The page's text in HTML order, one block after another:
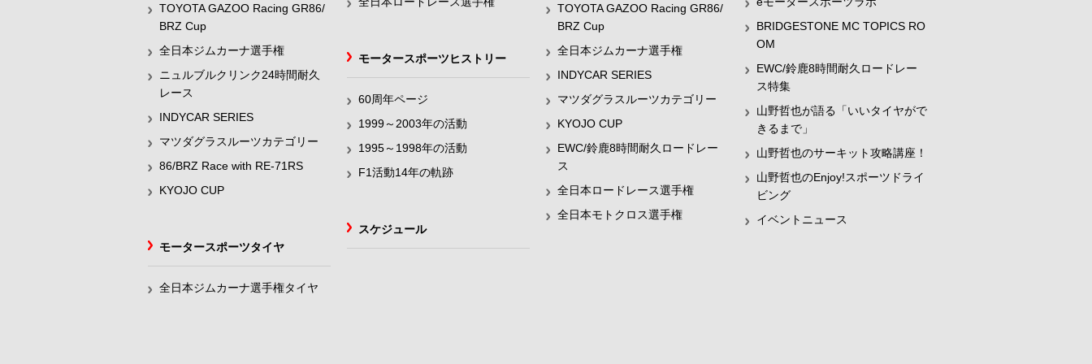
TOYOTA GAZOO Racing GR86/
BRZ Cup
全日本ジムカーナ選手権
ニュルブルクリンク24時間耐久
レース
INDYCAR SERIES
マツダグラスルーツカテゴリー
86/BRZ Race with RE-71RS
KYOJO CUP
TOYOTA GAZOO Racing GR86/
BRZ Cup
全日本ジムカーナ選手権
INDYCAR SERIES
マツダグラスルーツカテゴリー
KYOJO CUP
EWC/鈴鹿8時間耐久ロードレー
ス
全日本ロードレース選手権
全日本モトクロス選手権
BRIDGESTONE MC TOPICS RO
OM
EWC/鈴鹿8時間耐久ロードレー
ス特集
山野哲也が語る「いいタイヤがで
きるまで」
山野哲也のサーキット攻略講座！
山野哲也のEnjoy!スポーツドライ
ビング
イベントニュース
モータースポーツヒストリー
60周年ページ
1999～2003年の活動
1995～1998年の活動
F1活動14年の軌跡
スケジュール
モータースポーツタイヤ
全日本ジムカーナ選手権タイヤ